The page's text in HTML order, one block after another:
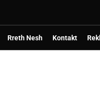
Rreth Nesh Kontakt